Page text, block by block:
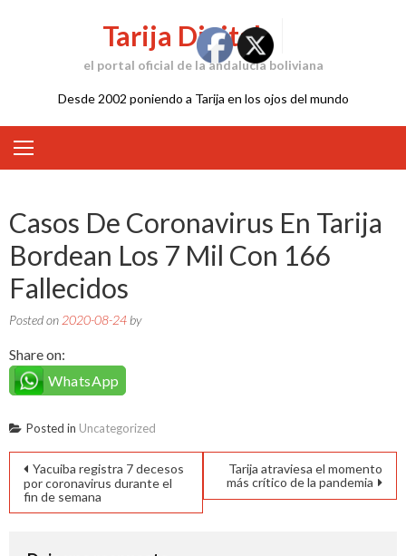
Tarija Digital
el portal oficial de la andalucía boliviana
Desde 2002 poniendo a Tarija en los ojos del mundo
Casos De Coronavirus En Tarija
Bordean Los 7 Mil Con 166
Fallecidos
Posted on 2020-08-24 by
Share on:
WhatsApp
Posted in Uncategorized
Navegación
de
Yacuiba registra 7 decesos
por coronavirus durante el
fin de semana
Tarija atraviesa el momento
más crítico de la pandemia